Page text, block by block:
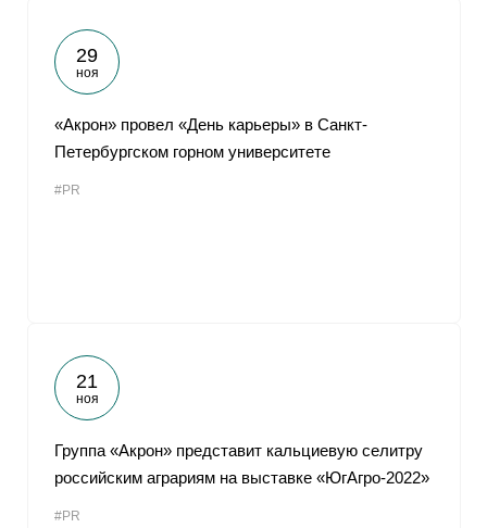
29
ноя
«Акрон» провел «День карьеры» в Санкт-
Петербургском горном университете
#PR
21
ноя
Группа «Акрон» представит кальциевую селитру
российским аграриям на выставке «ЮгАгро-2022»
#PR